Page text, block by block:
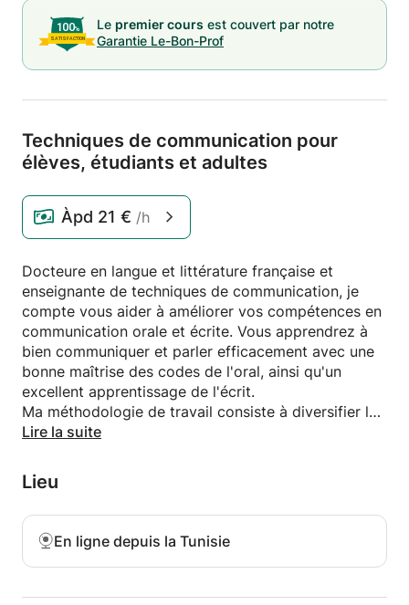
Le premier cours est couvert par notre
Garantie Le-Bon-Prof
Techniques de communication pour
élèves, étudiants et adultes
Àpd 21 € /h
Docteure en langue et littérature française et
enseignante de techniques de communication, je
compte vous aider à améliorer vos compétences en
communication orale et écrite. Vous apprendrez à
bien communiquer et parler efficacement avec une
bonne maîtrise des codes de l'oral, ainsi qu'un
excellent apprentissage de l'écrit.
Ma méthodologie de travail consiste à diversifier les
activités et les techniques en incitant l'apprenant à
sa confiance.
Lire la suite
Lieu
En ligne depuis la Tunisie